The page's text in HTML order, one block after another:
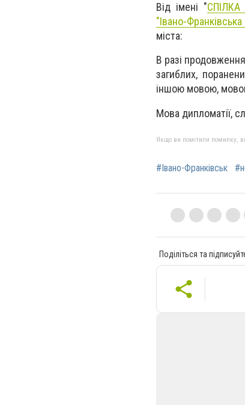
Від імені "
"Івано-
міста:
В разі
загиблих,
іншою мовою,
Мова дипломатії,
Якщо ви помітили помилку,
#Івано-Франківськ
Поділіться та